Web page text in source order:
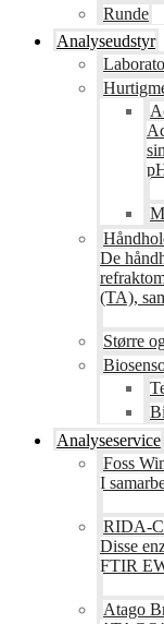
Runde
Analyseudstyr
De
(TA),
Større
Analyseservice
Foss
I
RIDA-
Disse
FTIR
Atago